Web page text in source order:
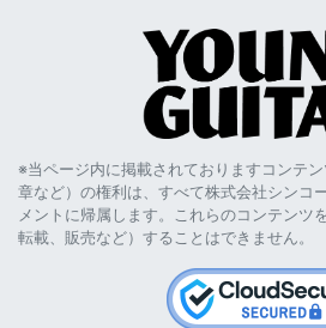
※当ページ内に掲載されておりますコンテ
章など）の権利は、すべて株式会社シンコ
メントに帰属します。これらのコンテンツ
転載、販売など）することはできません。